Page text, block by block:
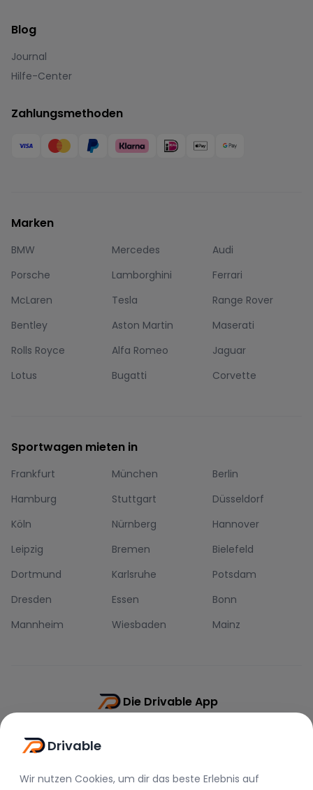
Blog
Journal
Hilfe-Center
Zahlungsmethoden
Marken
BMW Mercedes
Audi
Porsche
Lamborghini
Ferrari
McLaren
Tesla
Range Rover
Bentley
Aston Martin
Maserati
Rolls Royce
Alfa Romeo
Jaguar
Lotus
Bugatti Corvette
Sportwagen mieten in
Frankfurt München
Berlin
Hamburg
Stuttgart
Düsseldorf
Köln
Nürnberg
Hannover
Leipzig
Bremen
Bielefeld
Dortmund
Karlsruhe
Potsdam
Dresden
Essen
Bonn
Mannheim
Wiesbaden Mainz
Die Drivable App
Drivable
Wir nutzen Cookies, um dir das beste Erlebnis auf